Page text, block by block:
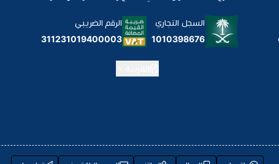
السجل التجاري
1010398676
الرقم الضريبي
311231019400003